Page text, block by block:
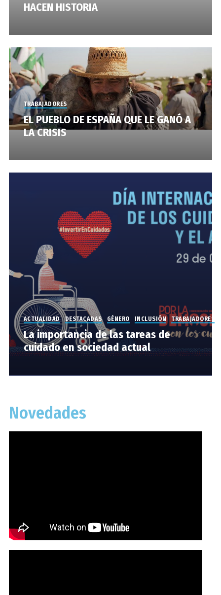
HACEN HISTORIA
TRABAJADORES
EL PUEBLO DE ESPAÑA QUE LE GANÓ A
LA CRISIS
ACTUALIDAD DESTACADAS GÉNERO INCLUSIÓN TRABAJADORES
La importancia de las tareas de
cuidado en sociedad actual
Novedades